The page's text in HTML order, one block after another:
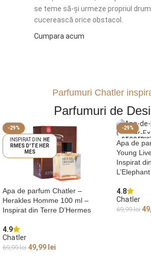
se teme să-și urmeze propriul
cucerească orice obstacol.
Cumpara acum
Parfumuri Chatler
Parfumuri de
-29%
HE
RMES D'TE HER
MES
Apa de parfum Chatler –
Herakles Homme 100 ml –
Inspirat din Terre D’Hermes
4.9
Chatler
69,99lei 49,99 lei
-29%
STOC
ZO JUNGLE
PHANT
Apa de
Young
Inspirat
L’Elephant
4.8
Chatler
69,99lei